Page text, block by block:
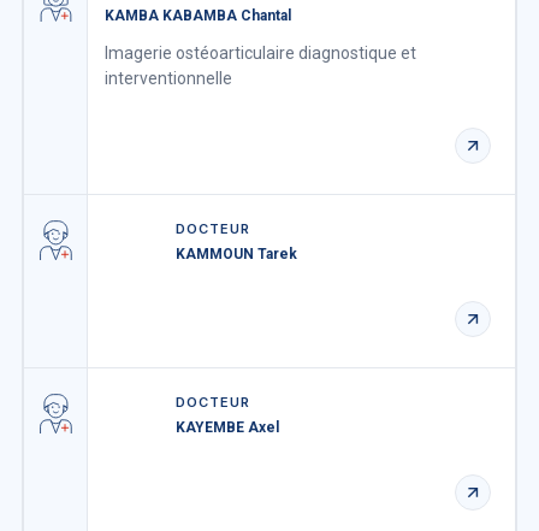
KAMBA KABAMBA Chantal
Imagerie ostéo­articulaire diagnostique et
interventionnelle
DOCTEUR
KAMMOUN Tarek
DOCTEUR
KAYEMBE Axel